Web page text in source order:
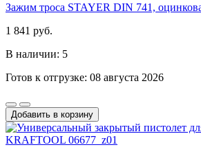
Зажим троса STAYER DIN 741,
1 841 руб.
В наличии: 5
Готов к отгрузке: 08 августа 2026
Добавить в корзину